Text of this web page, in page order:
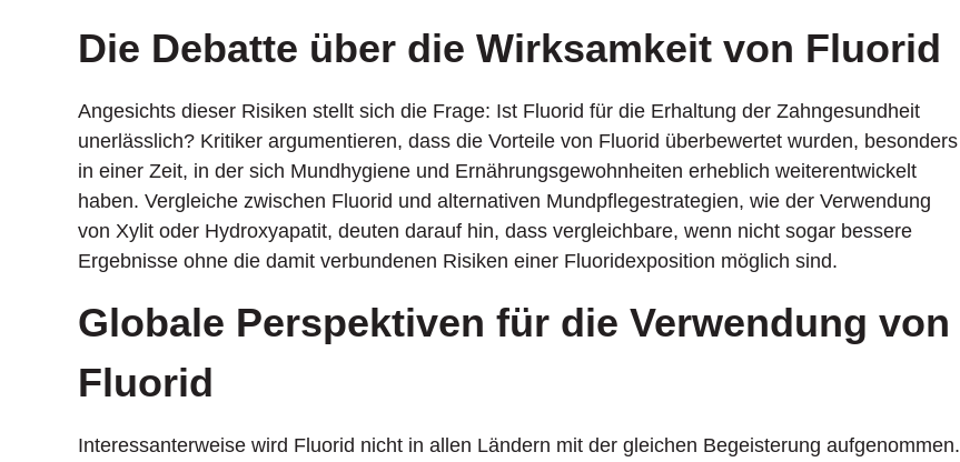
Die Debatte über die Wirksamkeit von Fluorid
Angesichts dieser Risiken stellt sich die Frage: Ist Fluorid für die Erhaltung der Zahngesundheit
unerlässlich? Kritiker argumentieren, dass die Vorteile von Fluorid überbewertet wurden, besonders
in einer Zeit, in der sich Mundhygiene und Ernährungsgewohnheiten erheblich weiterentwickelt
haben. Vergleiche zwischen Fluorid und alternativen Mundpflegestrategien, wie der Verwendung
von Xylit oder Hydroxyapatit, deuten darauf hin, dass vergleichbare, wenn nicht sogar bessere
Ergebnisse ohne die damit verbundenen Risiken einer Fluoridexposition möglich sind.
Globale Perspektiven für die Verwendung von
Fluorid
Interessanterweise wird Fluorid nicht in allen Ländern mit der gleichen Begeisterung aufgenommen.